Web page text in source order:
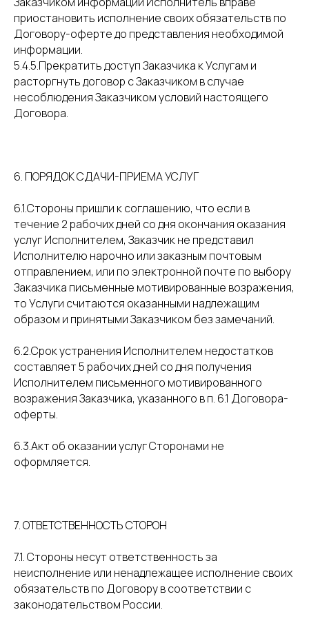
приостановить исполнение своих обязательств по
Договору-оферте до представления необходимой
информации.
5.4.5.Прекратить доступ Заказчика к Услугам и
расторгнуть договор с Заказчиком в случае
несоблюдения Заказчиком условий настоящего
Договора.
6. ПОРЯДОК СДАЧИ-ПРИЕМА УСЛУГ
6.1.Стороны пришли к соглашению, что если в
течение 2 рабочих дней со дня окончания оказания
услуг Исполнителем, Заказчик не представил
Исполнителю нарочно или заказным почтовым
отправлением, или по электронной почте по выбору
Заказчика письменные мотивированные возражения,
то Услуги считаются оказанными надлежащим
образом и принятыми Заказчиком без замечаний.
6.2.Срок устранения Исполнителем недостатков
составляет 5 рабочих дней со дня получения
Исполнителем письменного мотивированного
возражения Заказчика, указанного в п. 6.1 Договора-
оферты.
6.3.Акт об оказании услуг Сторонами не
оформляется.
7. ОТВЕТСТВЕННОСТЬ СТОРОН
7.1. Стороны несут ответственность за
неисполнение или ненадлежащее исполнение своих
обязательств по Договору в соответствии с
законодательством России.